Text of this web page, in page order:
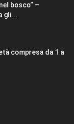
bosco” –
gli...
compresa da 1 a